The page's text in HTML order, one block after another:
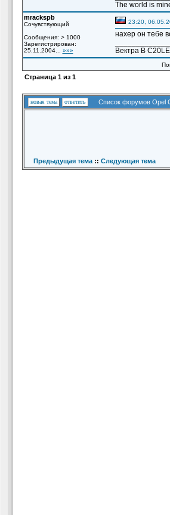
The world is
mrackspb
Сочувствующий
Сообщения: > 1000
Зарегистрирован:
25.11.2004... »»»
23:20,
нахер он тебе
Вектра B
Страница 1из 1
новая тема ответить Список форумов Opel
Предыдущая тема:: Следующая тема